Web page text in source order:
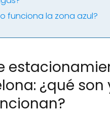
funciona la zona azul?
¿qué son